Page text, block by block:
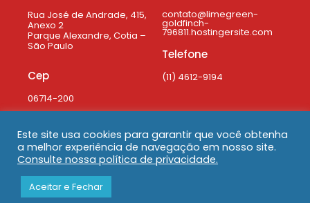
Rua José de Andrade, 415,
Anexo 2
Parque Alexandre, Cotia –
São Paulo
Cep
06714-200
contato@limegreen-
goldfinch-
796811.hostingersite.com
Telefone
(11) 4612-9194
Desenvolvido por ACTA Comunicação Integrada
Este site usa cookies para garantir que você obtenha
a melhor experiência de navegação em nosso site.
Consulte nossa política de privacidade.
Aceitar e Fechar